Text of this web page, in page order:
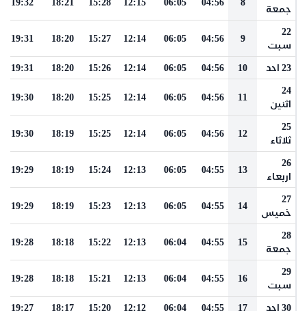
جمعة
22
سبت
9
04:56
06:05
12:14
15:27
18:20
19:31
23 احد 10
04:56
06:05
12:14
15:26
18:20
19:31
24
اثنين
11
04:56
06:05
12:14
15:25
18:20
19:30
25
ثلاثاء
12
04:56
06:05
12:14
15:25
18:19
19:30
26
اربعاء
13
04:55
06:05
12:13
15:24
18:19
19:29
27
خميس
14
04:55
06:05
12:13
15:23
18:19
19:29
28
جمعة
15
04:55
06:04
12:13
15:22
18:18
19:28
29
سبت
16
04:55
06:04
12:13
15:21
18:18
19:28
30 احد 17
04:55
06:04
12:12
15:20
18:17
19:27